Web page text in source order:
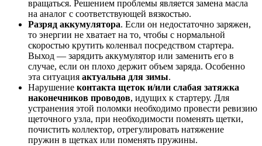
вращаться. Решением проблемы является замена масла
на аналог с соответствующей вязкостью.
Разряд аккумулятора. Если он недостаточно заряжен,
то энергии не хватает на то, чтобы с нормальной
скоростью крутить коленвал посредством стартера.
Выход — зарядить аккумулятор или заменить его в
случае, если он плохо держит объем заряда. Особенно
эта ситуация актуальна для зимы.
Нарушение контакта щеток и/или слабая затяжка
наконечников проводов, идущих к стартеру. Для
устранения этой поломки необходимо провести ревизию
щеточного узла, при необходимости поменять щетки,
почистить коллектор, отрегулировать натяжение
пружин в щетках или поменять пружины.